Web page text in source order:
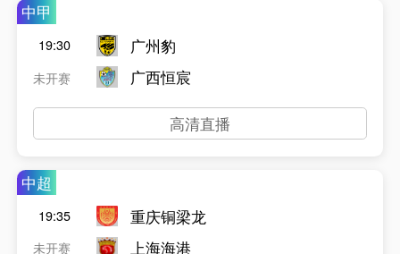
中甲
19:30
未开赛
广州豹
广西恒宸
高清直播
中超
19:35
未开赛
重庆铜梁龙
上海海港